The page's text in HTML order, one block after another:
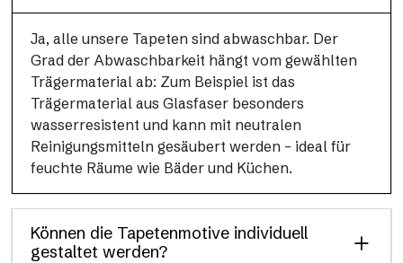
Ja, alle unsere Tapeten sind abwaschbar. Der
Grad der Abwaschbarkeit hängt vom gewählten
Trägermaterial ab: Zum Beispiel ist das
Trägermaterial aus Glasfaser besonders
wasserresistent und kann mit neutralen
Reinigungsmitteln gesäubert werden – ideal für
feuchte Räume wie Bäder und Küchen.
Können die Tapetenmotive individuell
gestaltet werden?